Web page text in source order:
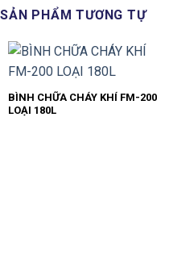
SẢN PHẨM TƯƠNG TỰ
BÌNH CHỮA CHÁY KHÍ FM-200
LOẠI 180L